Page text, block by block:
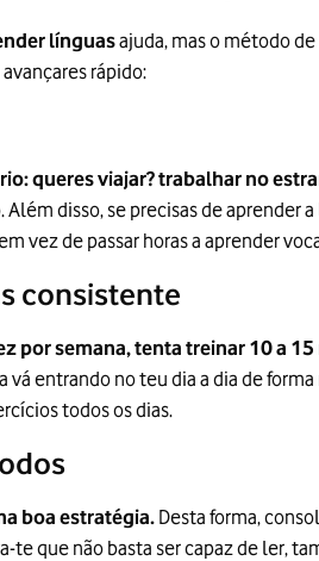
línguasajuda, mas o método
rápido:
queres viajar? trabalhar no
disso, se precisas de aprender
vez de passar horas a aprender
consistente
por semana, tenta treinar 10 a
entrando no teu dia a dia de
todos os dias.
boa estratégia.Desta forma,
que não basta ser capaz de ler,